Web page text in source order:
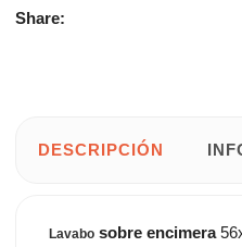
Share:
DESCRIPCIÓN
Lavabo sobre encimera